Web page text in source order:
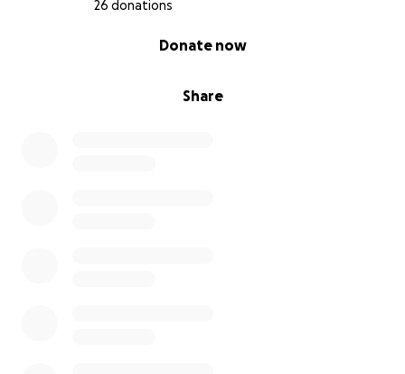
26 donations
Share
Donate now